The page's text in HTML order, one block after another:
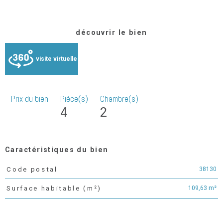
découvrir le bien
visite virtuelle
Prix du bien Pièce(s)
4
Chambre(s)
2
Caractéristiques du bien
Caractéristiques
Code postal 38130
Surface habitable (m²) 109,63 m²